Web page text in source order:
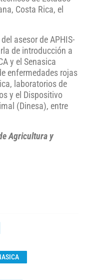
Costa Rica, el
asesor de APHIS-
de introducción a
y el Senasica
enfermedades rojas
laboratorios de
y el Dispositivo
(Dinesa), entre
Agricultura y